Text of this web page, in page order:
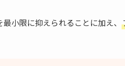
小限に抑えられることに加え、